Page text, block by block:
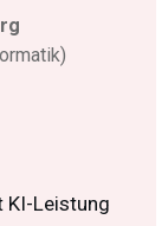
KI-Leistung